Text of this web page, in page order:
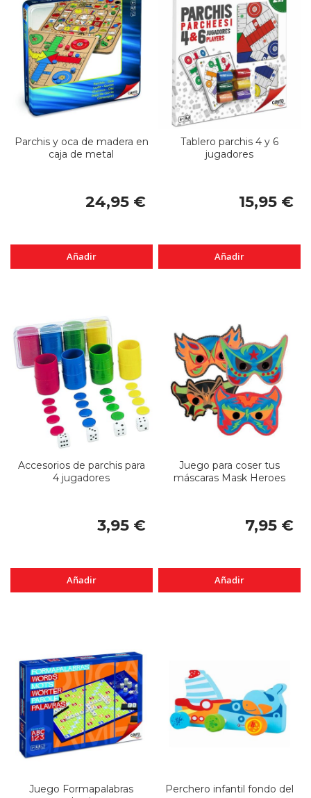
Parchis y oca de madera en
caja de metal
24,95 €
Añadir
Tablero parchis 4 y 6
jugadores
15,95 €
Añadir
Accesorios de parchis para
4 jugadores
3,95 €
Añadir
Juego para coser tus
máscaras Mask Heroes
7,95 €
Añadir
Juego Formapalabras
Perchero infantil fondo del